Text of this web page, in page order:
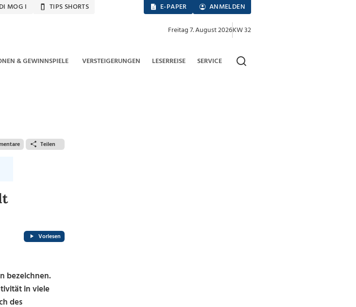
DI MOG I TIPS SHORTS E-PAPER ANMELDEN
Freitag 7. August 2026KW 32
& GEWINNSPIELE VERSTEIGERUNGEN LESERREISE SERVICE
Teilen
Vorlesen
bezeichnen.
in viele
des